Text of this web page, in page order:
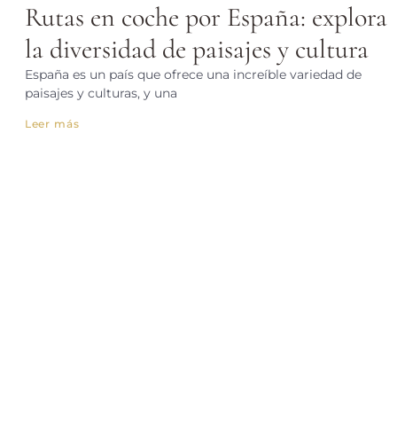
Rutas en coche por España: explora
la diversidad de paisajes y cultura
España es un país que ofrece una increíble variedad de
paisajes y culturas, y una
Leer más